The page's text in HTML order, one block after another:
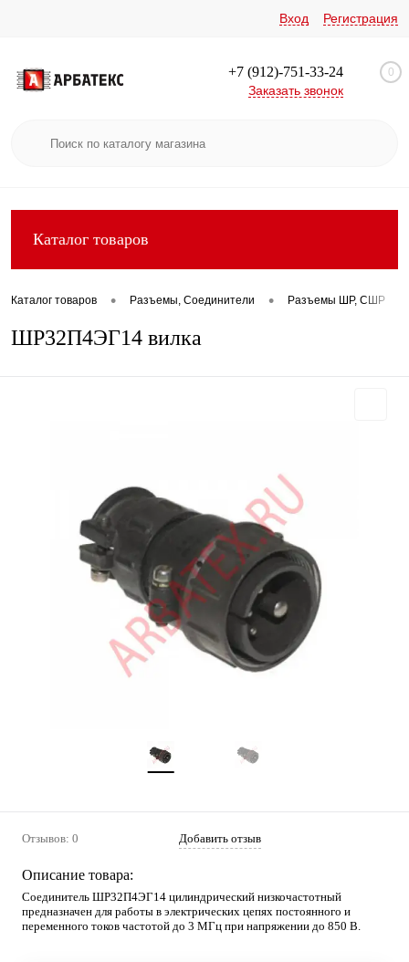
Вход Регистрация
+7 (912)-751-33-24
Заказать звонок
0
Каталог товаров
Каталог товаров • Разъемы, Соединители • Разъемы ШР, СШР
ШР32П4ЭГ14 вилка
Отзывов: 0 Добавить отзыв
Описание товара:
Соединитель ШР32П4ЭГ14 цилиндрический низкочастотный
предназначен для работы в электрических цепях постоянного и
переменного токов частотой до 3 МГц при напряжении до 850 В.